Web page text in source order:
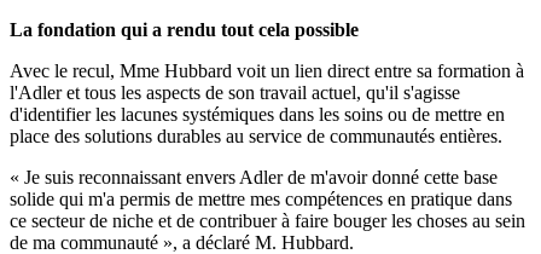
La fondation qui a rendu tout cela possible
Avec le recul, Mme Hubbard voit un lien direct entre sa formation à
l'Adler et tous les aspects de son travail actuel, qu'il s'agisse
d'identifier les lacunes systémiques dans les soins ou de mettre en
place des solutions durables au service de communautés entières.
« Je suis reconnaissant envers Adler de m'avoir donné cette base
solide qui m'a permis de mettre mes compétences en pratique dans
ce secteur de niche et de contribuer à faire bouger les choses au sein
de ma communauté », a déclaré M. Hubbard.